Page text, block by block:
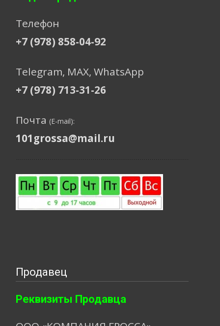
Телефон
+7 (978) 858-04-92
Telegram, МАХ, WhatsApp
+7 (978) 713-31-26
Почта (E-mail):
101grossa@mail.ru
Продавец
Реквизиты Продавца